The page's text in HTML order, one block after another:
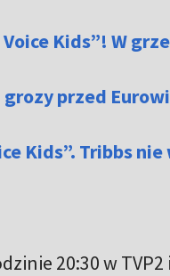
Voice Kids”! W
przed
Kids”. Tribbs
20:30 w TVP2